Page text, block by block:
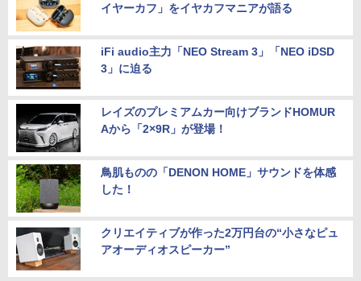
イヤーカフ」をイヤカフマニアが語る
iFi audio主力「NEO Stream 3」「NEO iDSD
3」に迫る
レイズのプレミアムカー向けブランドHOMUR
Aから「2×9R」が登場！
鳥肌ものの「DENON HOME」サウンドを体感
した！
クリエイティブが作った2万円台の“小さなピュ
アオーディオスピーカー”